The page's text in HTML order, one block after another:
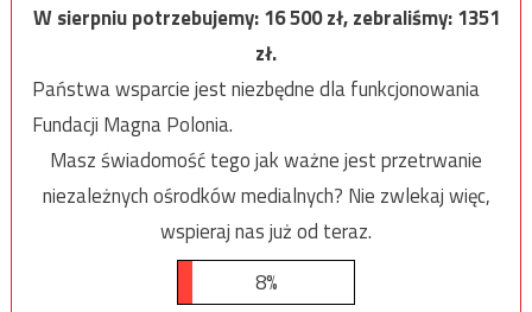
W sierpniu potrzebujemy:16 500zł, zebraliśmy:1351
zł.
Państwa wsparcie jest niezbędne dla funkcjonowania
Fundacji Magna Polonia.
Masz świadomość tego jak ważne jest przetrwanie
niezależnych ośrodków medialnych? Nie zwlekaj więc,
wspieraj nas już od teraz.
8%